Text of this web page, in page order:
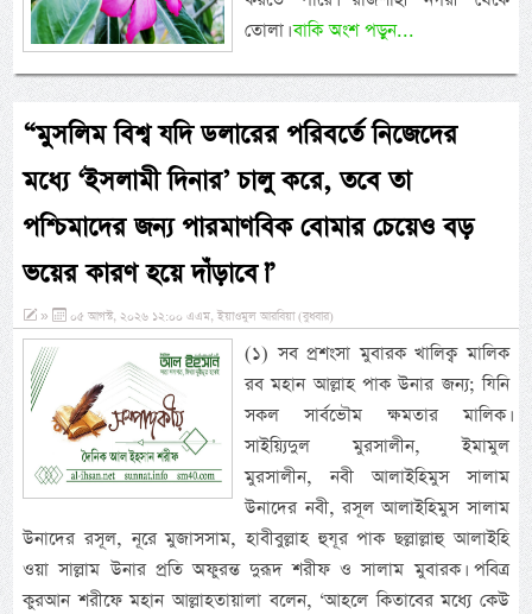
তোলা।বাকি অংশ পড়ুন...
“মুসলিম বিশ্ব যদি ডলারের পরিবর্তে নিজেদের
মধ্যে ‘ইসলামী দিনার’ চালু করে, তবে তা
পশ্চিমাদের জন্য পারমাণবিক বোমার চেয়েও বড়
ভয়ের কারণ হয়ে দাঁড়াবে।”
» ০৫ আগস্ট, ২০২৬ ১২:০০ এএম, ইয়াওমুল আরবিয়া (বুধবার)
(১) সব প্রশংসা মুবারক খালিক্ব মালিক
রব মহান আল্লাহ পাক উনার জন্য; যিনি
সকল সার্বভৌম ক্ষমতার মালিক।
সাইয়্যিদুল মুরসালীন, ইমামুল
মুরসালীন, নবী আলাইহিমুস সালাম
উনাদের নবী, রসূল আলাইহিমুস সালাম
উনাদের রসূল, নূরে মুজাসসাম, হাবীবুল্লাহ হুযূর পাক ছল্লাল্লাহু আলাইহি
ওয়া সাল্লাম উনার প্রতি অফুরন্ত দুরূদ শরীফ ও সালাম মুবারক। পবিত্র
কুরআন শরীফে মহান আল্লাহতায়ালা বলেন, ‘আহলে কিতাবের মধ্যে কেউ